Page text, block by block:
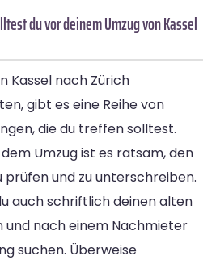
du vor deinem Umzug von Kassel
Kassel nach Zürich
gibt es eine Reihe von
die du treffen solltest.
Umzug ist es ratsam, den
und zu unterschreiben.
auch schriftlich deinen alten
und nach einem Nachmieter
suchen. Überweise